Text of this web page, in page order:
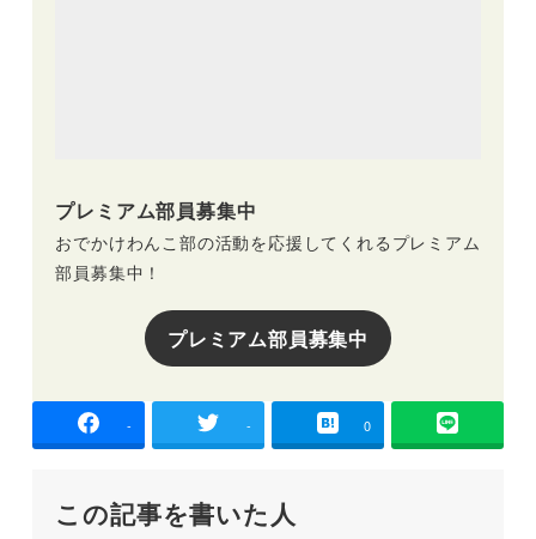
プレミアム部員募集中
おでかけわんこ部の活動を応援してくれるプレミアム
部員募集中！
プレミアム部員募集中
- - 0
この記事を書いた人